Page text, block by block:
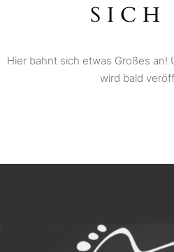
ICH
Hier bahnt sich etwas Großes an!
wird bald